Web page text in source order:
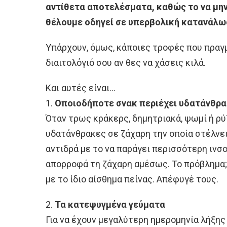
αντίθετα αποτελέσματα, καθώς το να
θέλουμε οδηγεί σε υπερβολική
Υπάρχουν, όμως, κάποιες τροφές που
διαιτολόγιό σου αν θες να χάσεις κιλά.
Και αυτές είναι…
1. Οποιοδήποτε σνακ περιέχει
Όταν τρως κράκερς, δημητριακά, ψωμί ή
υδατάνθρακες σε ζάχαρη την οποία
αντιδρά με το να παράγει περισσότερη
απορροφά τη ζάχαρη αμέσως. Το
με το ίδιο αίσθημα πείνας. Απέφυγέ τους.
2. Τα κατεψυγμένα γεύματα
Για να έχουν μεγαλύτερη ημερομηνία